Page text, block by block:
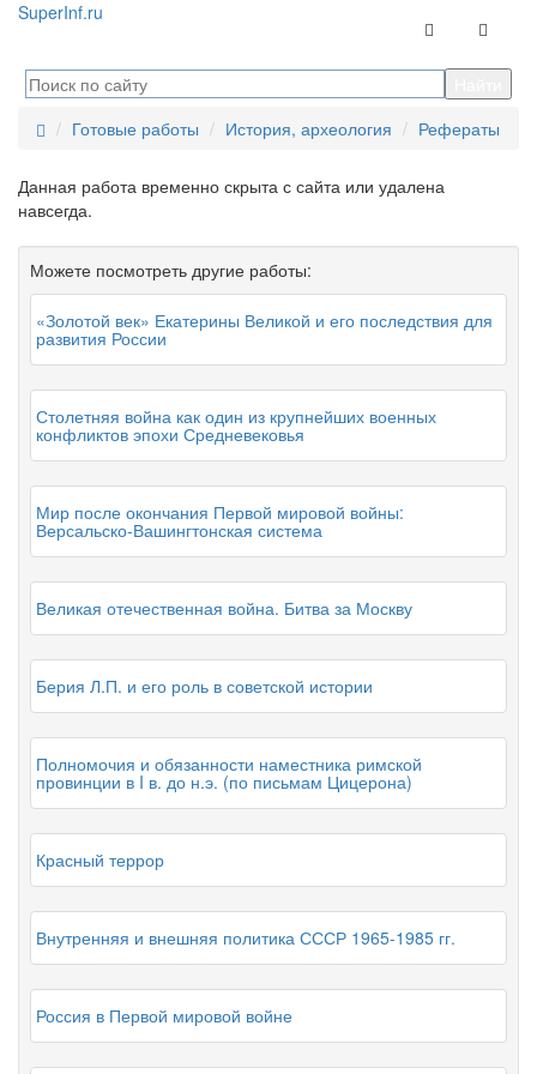
SuperInf.ru
Контакты
Готовые работы История, археология Рефераты
Данная работа временно скрыта с сайта или удалена
навсегда.
Можете посмотреть другие работы:
«Золотой век» Екатерины Великой и его последствия для
развития России
Столетняя война как один из крупнейших военных
конфликтов эпохи Средневековья
Мир после окончания Первой мировой войны:
Версальско-Вашингтонская система
Великая отечественная война. Битва за Москву
Берия Л.П. и его роль в советской истории
Полномочия и обязанности наместника римской
провинции в I в. до н.э. (по письмам Цицерона)
Красный террор
Внутренняя и внешняя политика СССР 1965-1985 гг.
Россия в Первой мировой войне